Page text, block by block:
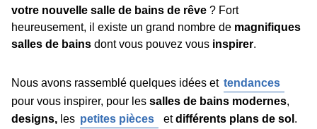
votre nouvelle salle de bains de rêve ? Fort
heureusement, il existe un grand nombre de magnifiques
salles de bains dont vous pouvez vous inspirer.
Nous avons rassemblé quelques idées et tendances
pour vous inspirer, pour les salles de bains modernes,
designs, les petites pièces etdifférents plans de sol .